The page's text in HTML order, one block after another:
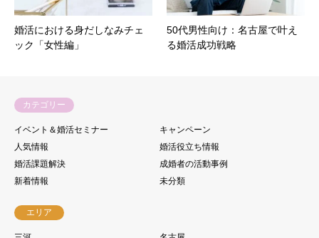
婚活における身だしなみチェ
ック「女性編」
50代男性向け：名古屋で叶え
る婚活成功戦略
カテゴリー
イベント＆婚活セミナー
キャンペーン
人気情報
婚活役立ち情報
婚活課題解決
成婚者の活動事例
新着情報
未分類
エリア